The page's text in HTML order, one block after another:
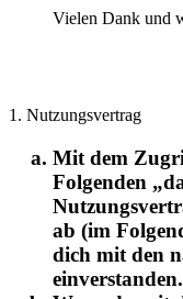
Vielen Dank und
1. Nutzungsvertrag
Mit dem
Folgenden
ab (im
dich mit den
einverstanden.